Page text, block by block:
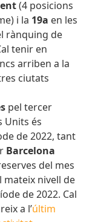
(4 posicions
i la 19a en les
rànquing de
tenir en
arriben a la
ciutats
pel tercer
Units és
de 2022, tant
Barcelona
del mes
mateix nivell de
de 2022. Cal
a l’últim